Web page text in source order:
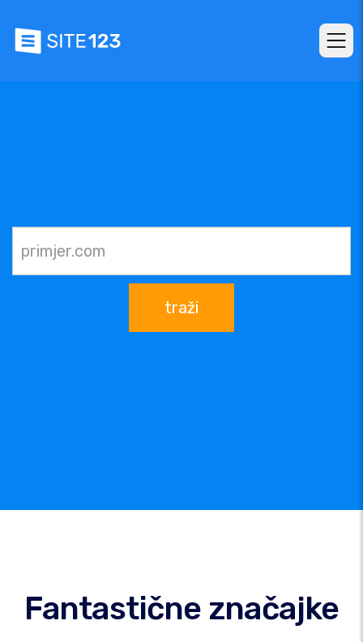
traži
Fantastične značajke